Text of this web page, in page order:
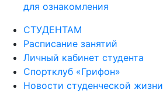
для ознакомления
СТУДЕНТАМ
Расписание занятий
Личный кабинет студента
Спортклуб «Грифон»
Новости студенческой жизни